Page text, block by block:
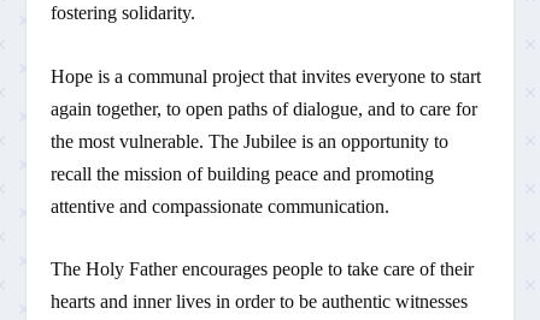
fostering solidarity.
Hope is a communal project that invites everyone to start
again together, to open paths of dialogue, and to care for
the most vulnerable. The Jubilee is an opportunity to
recall the mission of building peace and promoting
attentive and compassionate communication.
The Holy Father encourages people to take care of their
hearts and inner lives in order to be authentic witnesses